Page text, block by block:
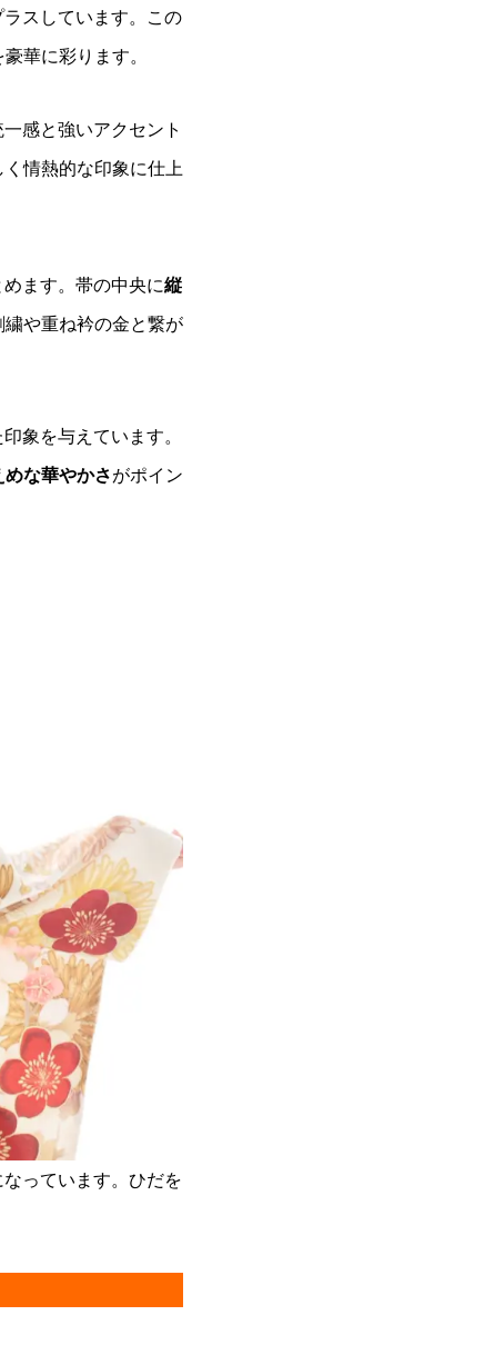
スしています。この
華に彩ります。
感と強いアクセント
情熱的な印象に仕上
ます。帯の中央に縦
や重ね衿の金と繋が
象を与えています。
めな華やかさがポイン
っています。ひだを